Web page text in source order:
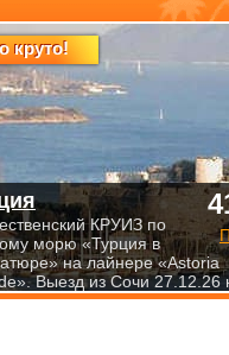
круто!
КРУИЗ по
морю «Турция в
на лайнере «Astoria
Выезд из Сочи 27.12.26